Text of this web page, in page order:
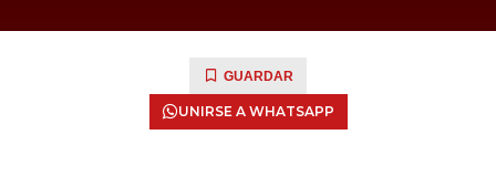
GUARDAR
UNIRSE A WHATSAPP